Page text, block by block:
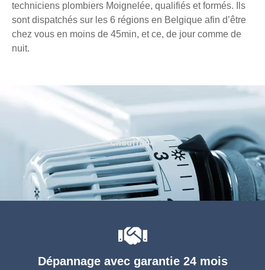
techniciens plombiers Moignelée, qualifiés et formés. Ils
sont dispatchés sur les 6 régions en Belgique afin d’être
chez vous en moins de 45min, et ce, de jour comme de
nuit.
Dépannage avec garantie 24 mois
Chauffage